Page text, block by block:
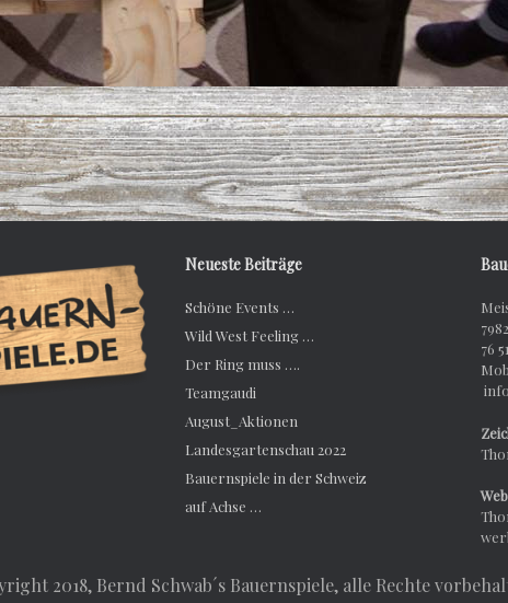
Neueste Beiträge
Schöne Events …
Wild West Feeling …
Der Ring muss ….
Teamgaudi
August_Aktionen
Landesgartenschau 2022
Bauernspiele in der Schweiz
auf Achse …
76
2018, Bernd Schwab´s Bauernspiele, alle Rechte